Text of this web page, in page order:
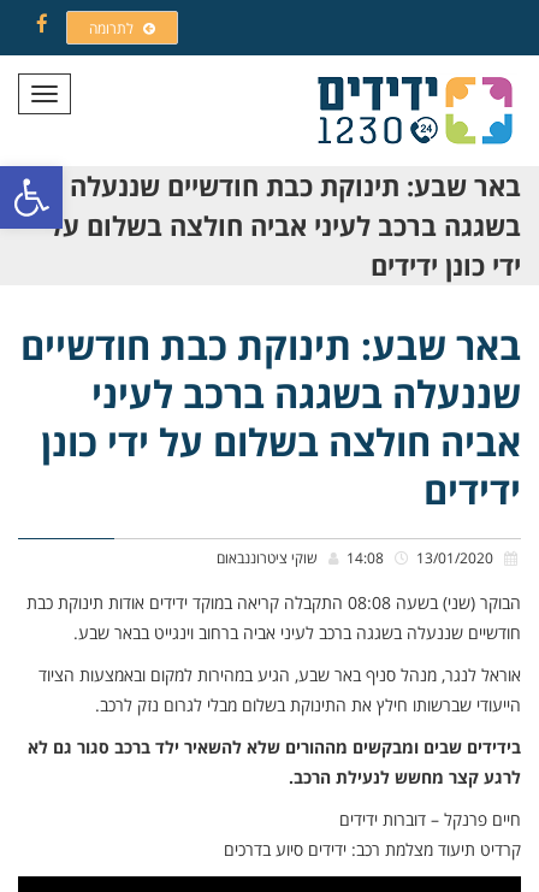
פתח
לתרומה
תפריט
באר שבע: תינוקת כבת חודשיים שננעלה
בשגגה ברכב לעיני אביה חולצה בשלום על
ידי כונן ידידים
באר שבע: תינוקת כבת חודשיים
שננעלה בשגגה ברכב לעיני
אביה חולצה בשלום על ידי כונן
ידידים
שוקי ציטרוננבאום
הבוקר (שני) בשעה 08:08 התקבלה קריאה במוקד ידידים אודות תינוקת כבת
חודשיים שננעלה בשגגה ברכב לעיני אביה ברחוב וינגייט בבאר שבע.
אוראל לנגר, מנהל סניף באר שבע, הגיע במהירות למקום ובאמצעות הציוד
הייעודי שברשותו חילץ את התינוקת בשלום מבלי לגרום נזק לרכב.
בידידים שבים ומבקשים מההורים שלא להשאיר ילד ברכב סגור גם לא
לרגע קצר מחשש לנעילת הרכב.
חיים פרנקל – דוברות ידידים
קרדיט תיעוד מצלמת רכב: ידידים סיוע בדרכים